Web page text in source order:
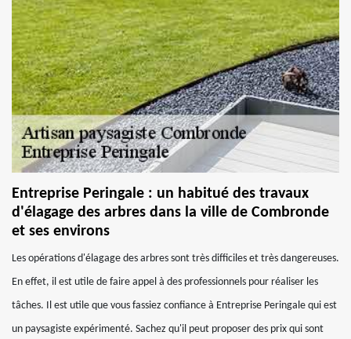
Entreprise Peringale : un habitué des travaux
d'élagage des arbres dans la ville de Combronde
et ses environs
Les opérations d'élagage des arbres sont très difficiles et très dangereuses.
En effet, il est utile de faire appel à des professionnels pour réaliser les
tâches. Il est utile que vous fassiez confiance à Entreprise Peringale qui est
un paysagiste expérimenté. Sachez qu'il peut proposer des prix qui sont